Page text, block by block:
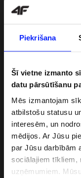
Piekrišana
Šī vietne izmanto
datu pārsūtīšanu
Mēs izmantojam
atbilstošu statusu
interesēm, un
mēdijos. Ar Jūsu
par Jūsu darbībām
sociālajiem tīkliem,
uzņēmumiem.